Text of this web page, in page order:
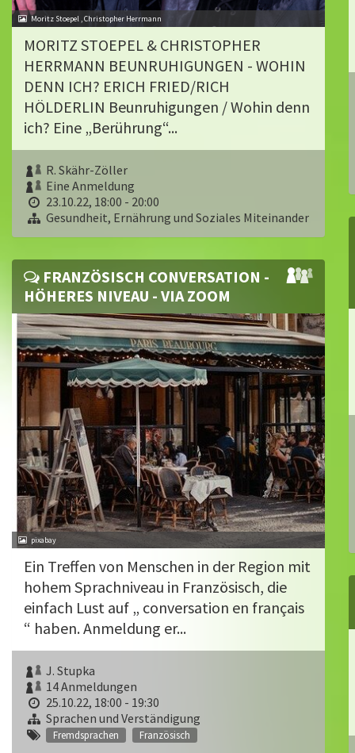
Moritz Stoepel , Christopher Herrmann
MORITZ STOEPEL & CHRISTOPHER
HERRMANN BEUNRUHIGUNGEN - WOHIN
DENN ICH? ERICH FRIED/RICH
HÖLDERLIN Beunruhigungen / Wohin denn
ich? Eine „Berührung“...
R. Skähr-Zöller
Eine Anmeldung
23.10.22, 18:00 - 20:00
Gesundheit, Ernährung und Soziales Miteinander
FRANZÖSISCH CONVERSATION -
HÖHERES NIVEAU - VIA ZOOM
pixabay
Ein Treffen von Menschen in der Region mit
hohem Sprachniveau in Französisch, die
einfach Lust auf „ conversation en français
“ haben. Anmeldung er...
J. Stupka
14 Anmeldungen
25.10.22, 18:00 - 19:30
Sprachen und Verständigung
Fremdsprachen Französisch